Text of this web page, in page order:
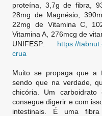
proteína, 3,7g de fibra,
28mg de Magnésio,
22mg de Vitamina C,
Vitamina A, 276mcg de
UNIFESP: https://
crua
Muito se propaga que a
sendo que na verdade,
chicória. Um
consegue digerir e com
intestinais. É uma